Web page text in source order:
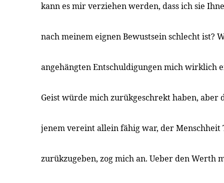
kann es mir verziehen werden, dass ich sie
nach meinem eignen Bewustsein schlecht ist?
angehängten Entschuldigungen mich wirklich
Geist würde mich zurükgeschrekt haben, aber
jenem vereint allein fähig war, der Menschheit
zurükzugeben, zog mich an. Ueber den Werth